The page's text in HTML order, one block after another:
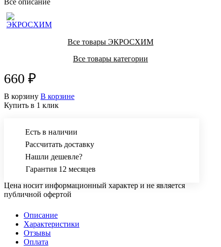
Все описание
Все товары ЭКРОСХИМ
Все товары категории
660 ₽
В корзину В корзине
Купить в 1 клик
Есть в наличии
Рассчитать доставку
Нашли дешевле?
Гарантия 12 месяцев
Цена носит информационный характер и не является
публичной офертой
Описание
Характеристики
Отзывы
Оплата